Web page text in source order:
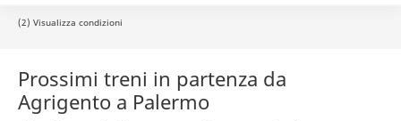
(2) Visualizza condizioni
Prossimi treni in partenza da
Agrigento a Palermo